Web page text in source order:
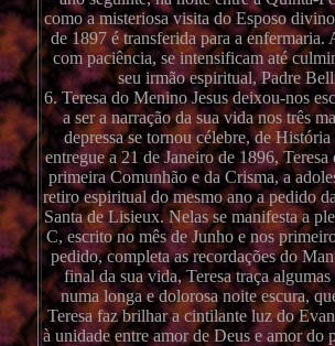
como a misteriosa visita do Esposo
de 1897 é transferida para a enfermaria.
com paciência, se intensificam até
seu irmão espiritual, Padre
6. Teresa do Menino Jesus deixou-nos
a ser a narração da sua vida nos três
depressa se tornou célebre, de
entregue a 21 de Janeiro de 1896,
primeira Comunhão e da Crisma, a
retiro espiritual do mesmo ano a pedido
Santa de Lisieux. Nelas se manifesta a
C, escrito no mês de Junho e nos
pedido, completa as recordações do
final da sua vida, Teresa traça
numa longa e dolorosa noite escura,
Teresa faz brilhar a cintilante luz do
à unidade entre amor de Deus e amor do